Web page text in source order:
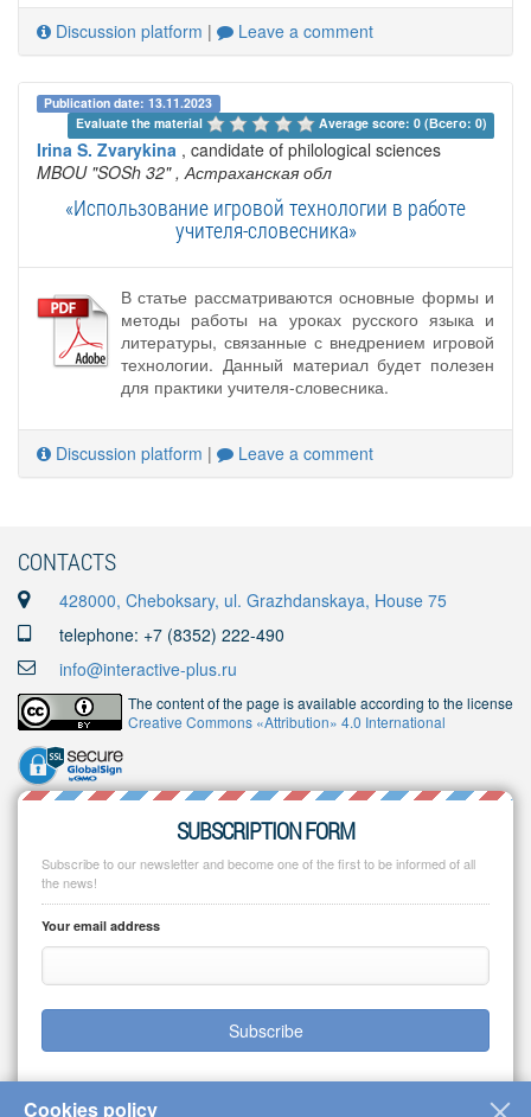
Discussion platform | Leave a comment
Publication date: 13.11.2023
Evaluate the material
Average score: 0 (Всего: 0)
Irina S. Zvarykina , candidate of philological sciences
MBOU "SOSh 32" , Астраханская обл
«Использование игровой технологии в работе
учителя-словесника»
В статье рассматриваются основные формы и
методы работы на уроках русского языка и
литературы, связанные с внедрением игровой
технологии. Данный материал будет полезен
для практики учителя-словесника.
Discussion platform | Leave a comment
CONTACTS
428000, Cheboksary, ul. Grazhdanskaya, House 75
telephone: +7 (8352) 222-490
info@interactive-plus.ru
The content of the page is available according to the license
Creative Commons «Attribution» 4.0 International
SUBSCRIPTION FORM
Subscribe to our newsletter and become one of the first to be informed of all
the news!
Your email address
Subscribe
Cookies policy